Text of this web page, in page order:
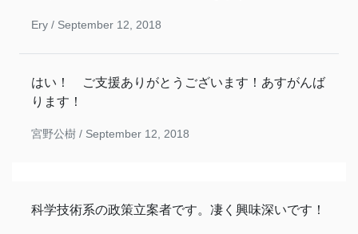
Ery / September 12, 2018
はい！ ご支援ありがとうございます！あすがんば
ります！
宮野公樹 / September 12, 2018
科学技術系の政策立案者です。凄く興味深いです！